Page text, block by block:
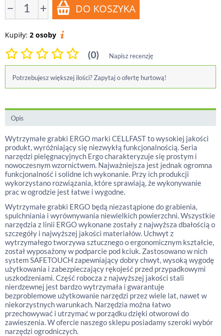
− +
Kupiły: 2 osoby
(0) Napisz recenzję
Potrzebujesz większej ilości? Zapytaj o ofertę hurtową!
Opis
Wytrzymałe grabki ERGO marki CELLFAST to wysokiej jakości
produkt, wyróżniający się niezwykłą funkcjonalnością. Seria
narzędzi pielęgnacyjnych Ergo charakteryzuje się prostym i
nowoczesnym wzornictwem. Najważniejsza jest jednak ogromna
funkcjonalność i solidne ich wykonanie. Przy ich produkcji
wykorzystano rozwiązania, które sprawiają, że wykonywanie
prac w ogrodzie jest łatwe i wygodne.
Wytrzymałe grabki ERGO będą niezastąpione do grabienia,
spulchniania i wyrównywania niewielkich powierzchni. Wszystkie
narzędzia z linii ERGO wykonane zostały z najwyższa dbałością o
szczegóły i najwyższej jakości materiałów. Uchwyt z
wytrzymałego tworzywa sztucznego o ergonomicznym kształcie,
został wyposażony w podparcie pod kciuk. Zastosowano w nich
system SAFETOUCH zapewniający dobry chwyt, wysoką wygodę
użytkowania i zabezpieczający rękojeść przed przypadkowymi
uszkodzeniami. Część robocza z najwyższej jakości stali
nierdzewnej jest bardzo wytrzymała i gwarantuje
bezproblemowe użytkowanie narzędzi przez wiele lat, nawet w
niekorzystnych warunkach. Narzędzia można łatwo
przechowywać i utrzymać w porządku dzięki otworowi do
zawieszenia. W ofercie naszego sklepu posiadamy szeroki wybór
narzędzi ogrodniczych.